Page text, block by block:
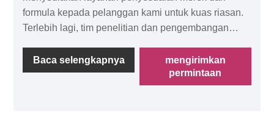
formula kepada pelanggan kami untuk kuas riasan.
Terlebih lagi, tim penelitian dan pengembangan
terlaris-kuas concealer jempol. Kuas concealer
jempol ini menggunakan ergonomis untuk meniru
Baca selengkapnya
mengirimkan
permintaan